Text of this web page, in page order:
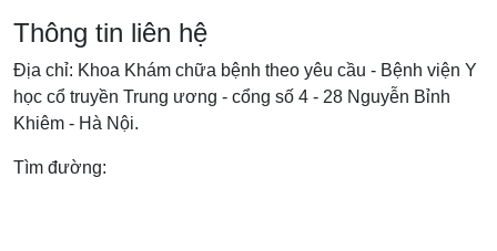
Thông tin liên hệ
Địa chỉ: Khoa Khám chữa bệnh theo yêu cầu - Bệnh viện Y
học cổ truyền Trung ương - cổng số 4 - 28 Nguyễn Bỉnh
Khiêm - Hà Nội.
Tìm đường: